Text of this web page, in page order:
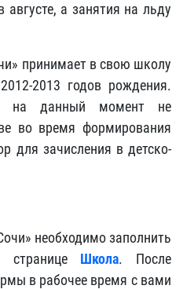
августе, а занятия на льду
принимает в свою школу
2013 годов рождения.
на данный момент не
во время формирования
для зачисления в детско-
необходимо заполнить
странице Школа. После
в рабочее время с вами